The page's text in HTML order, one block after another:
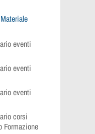
eventi
eventi
eventi
corsi
Formazione